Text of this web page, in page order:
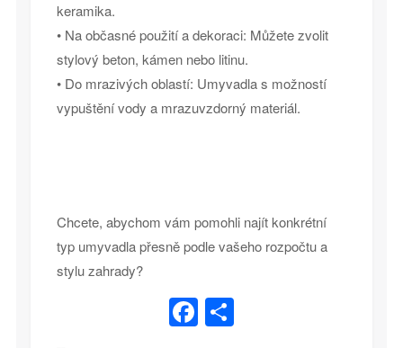
keramika.
• Na občasné použití a dekoraci: Můžete zvolit
stylový beton, kámen nebo litinu.
• Do mrazivých oblastí: Umyvadla s možností
vypuštění vody a mrazuvzdorný materiál.
Chcete, abychom vám pomohli najít konkrétní
typ umyvadla přesně podle vašeho rozpočtu a
stylu zahrady?
Facebook
Share